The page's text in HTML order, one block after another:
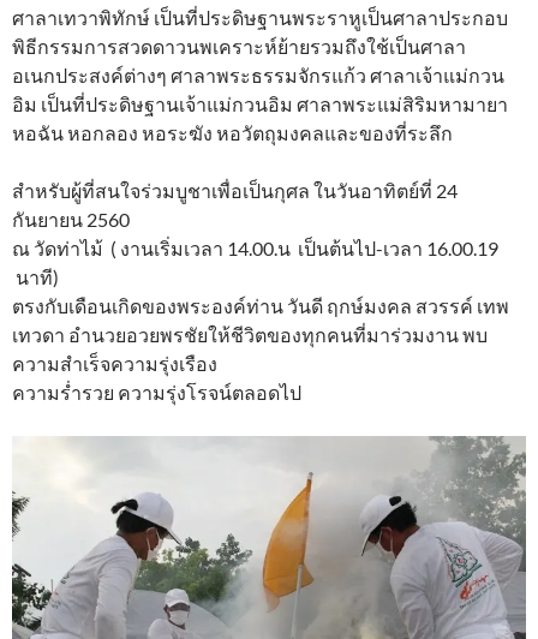
ศาลาเทวาพิทักษ์ เป็นที่ประดิษฐานพระราหูเป็นศาลาประกอบ
พิธีกรรมการสวดดาวนพเคราะห์ย้ายรวมถึงใช้เป็นศาลา
อเนกประสงค์ต่างๆ ศาลาพระธรรมจักรแก้ว ศาลาเจ้าแม่กวน
อิม เป็นที่ประดิษฐานเจ้าแม่กวนอิม ศาลาพระแม่สิริมหามายา
หอฉัน หอกลอง หอระฆัง หอวัตถุมงคลและของที่ระลึก
สำหรับผู้ที่สนใจร่วมบูชาเพื่อเป็นกุศล ในวันอาทิตย์ที่ 24
กันยายน 2560
ณ วัดท่าไม้ ( งานเริ่มเวลา 14.00.น เป็นต้นไป-เวลา 16.00.19
นาที)
ตรงกับเดือนเกิดของพระองค์ท่าน วันดี ฤกษ์มงคล สวรรค์ เทพ
เทวดา อํานวยอวยพรชัยให้ชีวิตของทุกคนที่มาร่วมงาน พบ
ความสําเร็จความรุ่งเรือง
ความรํ่ารวย ความรุ่งโรจน์ตลอดไป